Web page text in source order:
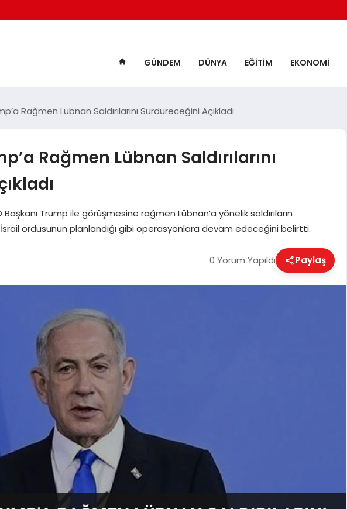
GÜNDEM DÜNYA EĞITIM EKONOMI
Rağmen Lübnan Saldırılarını Sürdüreceğini Açıkladı
Rağmen Lübnan Saldırılarını
Trump ile görüşmesine rağmen Lübnan’a yönelik saldırıların
ordusunun planlandığı gibi operasyonlara devam edeceğini belirtti.
0 Yorum Yapıldı Paylaş